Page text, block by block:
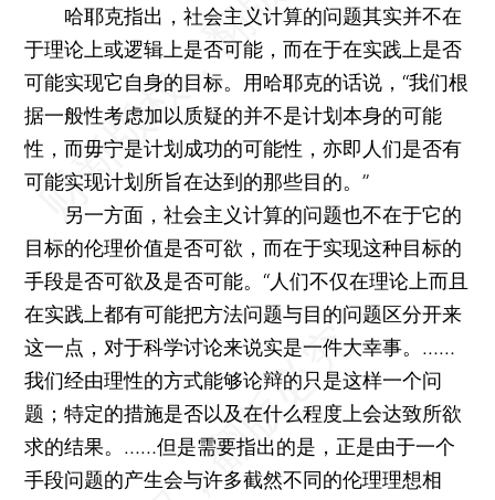
哈耶克指出，社会主义计算的问题其实并不在
于理论上或逻辑上是否可能，而在于在实践上是否
可能实现它自身的目标。用哈耶克的话说，“我们根
据一般性考虑加以质疑的并不是计划本身的可能
性，而毋宁是计划成功的可能性，亦即人们是否有
可能实现计划所旨在达到的那些目的。”
另一方面，社会主义计算的问题也不在于它的
目标的伦理价值是否可欲，而在于实现这种目标的
手段是否可欲及是否可能。“人们不仅在理论上而且
在实践上都有可能把方法问题与目的问题区分开来
这一点，对于科学讨论来说实是一件大幸事。……
我们经由理性的方式能够论辩的只是这样一个问
题；特定的措施是否以及在什么程度上会达致所欲
求的结果。……但是需要指出的是，正是由于一个
手段问题的产生会与许多截然不同的伦理理想相